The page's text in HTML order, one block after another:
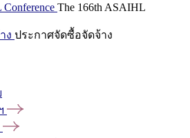
The 166th ASAIHL
ง ประกาศจัดซื้อจัดจ้าง